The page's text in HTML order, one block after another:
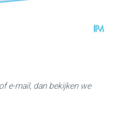
e-mail, dan bekijken we